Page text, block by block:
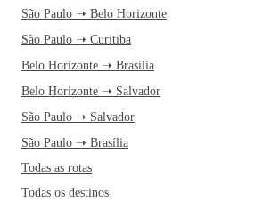
São Paulo ➝ Belo Horizonte
São Paulo ➝ Curitiba
Belo Horizonte ➝ Brasília
Belo Horizonte ➝ Salvador
São Paulo ➝ Salvador
São Paulo ➝ Brasília
Todas as rotas
Todas os destinos